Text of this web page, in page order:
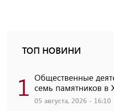
ТОП НОВИНИ
1 Общественные
семь памятников в
05 августа, 2026 - 16:10